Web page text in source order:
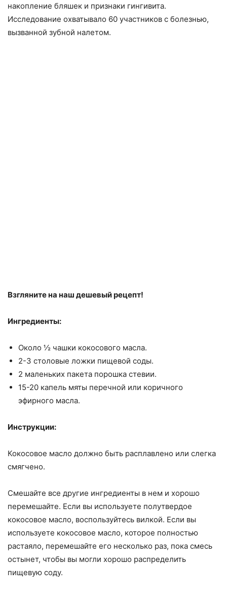
накопление бляшек и признаки гингивита.
Исследование охватывало 60 участников с болезнью,
вызванной зубной налетом.
Взгляните на наш дешевый рецепт!
Ингредиенты:
Около ½ чашки кокосового масла.
2-3 столовые ложки пищевой соды.
2 маленьких пакета порошка стевии.
15-20 капель мяты перечной или коричного
эфирного масла.
Инструкции:
Кокосовое масло должно быть расплавлено или слегка
смягчено.
Смешайте все другие ингредиенты в нем и хорошо
перемешайте. Если вы используете полутвердое
кокосовое масло, воспользуйтесь вилкой. Если вы
используете кокосовое масло, которое полностью
растаяло, перемешайте его несколько раз, пока смесь
остынет, чтобы вы могли хорошо распределить
пищевую соду.